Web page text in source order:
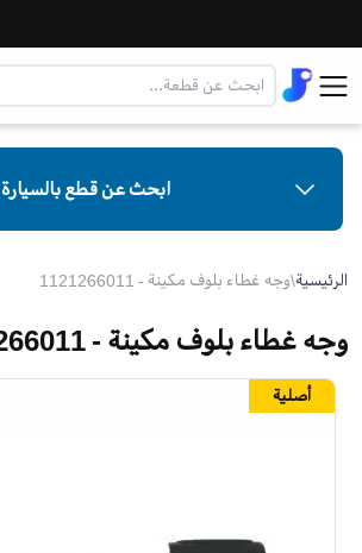
ابحث عن قطع بالسيارة
الرئيسية\وجه غطاء بلوف مكينة - 1121266011
وجه غطاء بلوف مكينة - 1121266011
أصلية